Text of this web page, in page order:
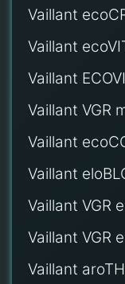
Vaillant
Vaillant
Vaillant
Vaillant VGR
Vaillant
Vaillant
Vaillant VGR
Vaillant VGR
Vaillant